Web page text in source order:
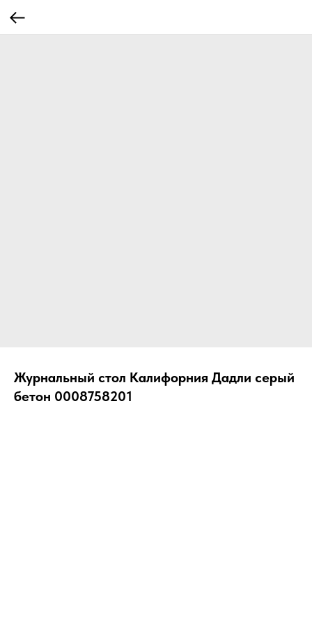
Журнальный стол Калифорния Дадли серый
бетон 0008758201